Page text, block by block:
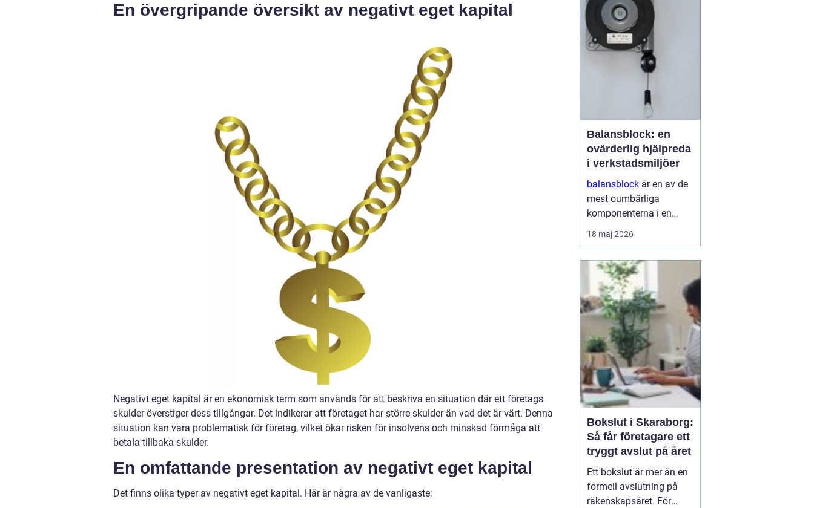
En övergripande översikt av negativt eget kapital
Negativt eget kapital är en ekonomisk term som används för att beskriva en situation där ett företags
skulder överstiger dess tillgångar. Det indikerar att företaget har större skulder än vad det är värt. Denna
situation kan vara problematisk för företag, vilket ökar risken för insolvens och minskad förmåga att
betala tillbaka skulder.
En omfattande presentation av negativt eget kapital
Det finns olika typer av negativt eget kapital. Här är några av de vanligaste:
Balansblock: en
ovärderlig hjälpreda
i verkstadsmiljöer
balansblock är en av de
mest oumbärliga
komponenterna i en
effektivt fungerande
verkstad. De underlättar
operatörerna, utan
maximerar också
produktionseffektivi...
18 maj 2026
Bokslut i Skaraborg:
Så får företagare ett
tryggt avslut på året
Ett bokslut är mer än en
formell avslutning på
räkenskapsåret. För